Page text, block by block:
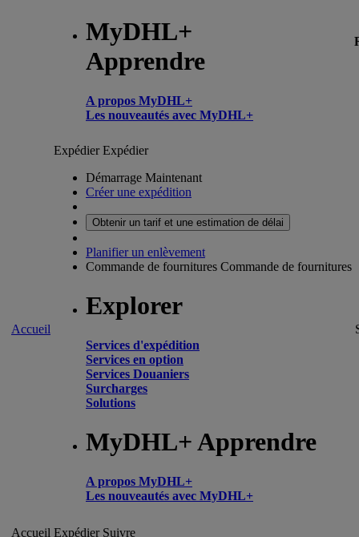
MyDHL+
Apprendre
A propos MyDHL+
Les nouveautés avec MyDHL+
Accueil
ExpédierExpédier
Démarrage Maintenant
Créer une expédition
Obtenir un tarif et une estimation de délai
Planifier un enlèvement
Commande de fournitures Commande de fournitures
Explorer
Services d'expédition
Services en option
Services Douaniers
Surcharges
Solutions
MyDHL+ Apprendre
A propos MyDHL+
Les nouveautés avec MyDHL+
Accueil Expédier Suivre